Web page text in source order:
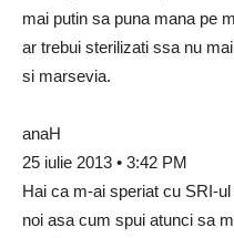
mai putin sa puna mana pe
ar trebui sterilizati ssa nu
si marsevia.
anaH
25 iulie 2013 • 3:42 PM
Hai ca m-ai speriat cu SRI-
noi asa cum spui atunci sa